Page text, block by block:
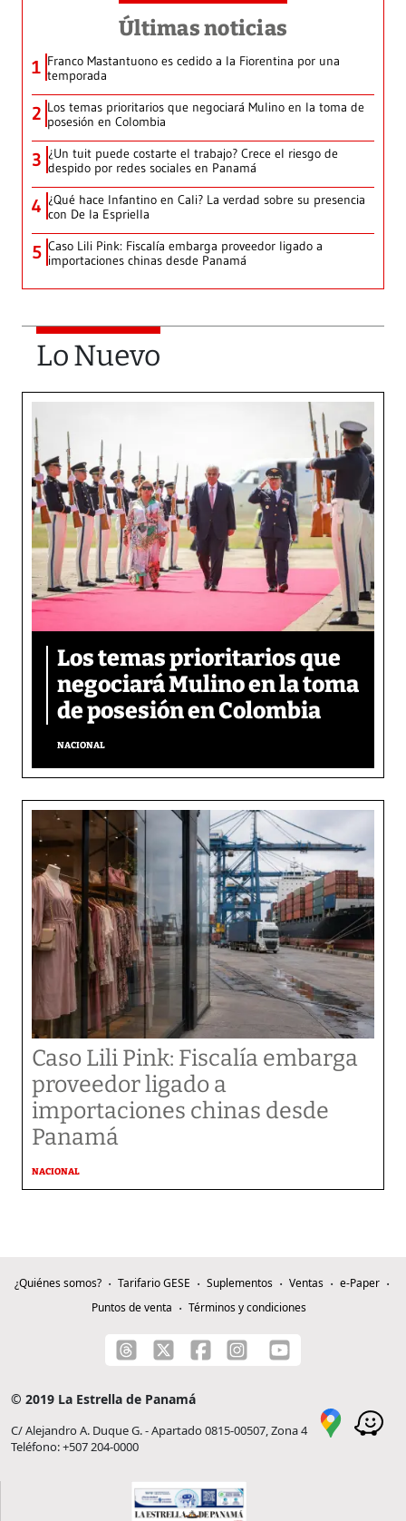
Últimas noticias
1 Franco Mastantuono es cedido a la Fiorentina por una
temporada
2 Los temas prioritarios que negociará Mulino en la toma de
posesión en Colombia
3 ¿Un tuit puede costarte el trabajo? Crece el riesgo de
despido por redes sociales en Panamá
4 ¿Qué hace Infantino en Cali? La verdad sobre su presencia
con De la Espriella
5 Caso Lili Pink: Fiscalía embarga proveedor ligado a
importaciones chinas desde Panamá
Lo Nuevo
Los temas prioritarios que
negociará Mulino en la toma
de posesión en Colombia
NACIONAL
Caso Lili Pink: Fiscalía embarga
proveedor ligado a
importaciones chinas desde
Panamá
NACIONAL
¿Quiénes somos? Tarifario GESE Suplementos Ventas
e-Paper
Puntos de venta
Términos y condiciones
© 2019 La Estrella de Panamá
C/ Alejandro A. Duque G. - Apartado 0815-00507, Zona 4
Teléfono: +507 204-0000